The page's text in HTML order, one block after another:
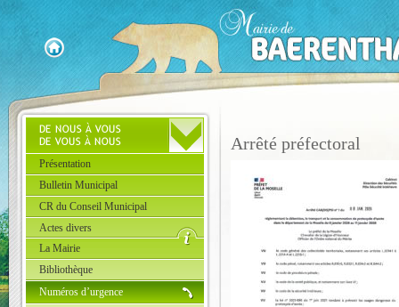
Présentation
Bulletin Municipal
CR du Conseil Municipal
Actes divers
La Mairie
Bibliothèque
Numéros d’urgence
Arrêté préfectoral